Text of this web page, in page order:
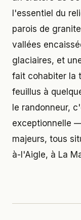
l'essentiel du
parois de
vallées
glaciaires, et
fait cohabiter la
feuillus à
le randonneur,
exceptionnelle
majeurs, tous
à-l'Aigle, à La